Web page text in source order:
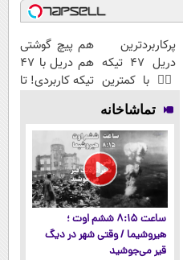
پرکاربردترین
دریل 47 تیکه
👈🏻 با کمترین
قیمت 🔥
هم پیچ گوشتی
هم دریل با 47
تیکه کاربردی! تا
تماشاخانه
ساعت ۸:۱۵ ششم اوت ؛
هیروشیما / وقتی شهر در دیگ
قیر می‌جوشید